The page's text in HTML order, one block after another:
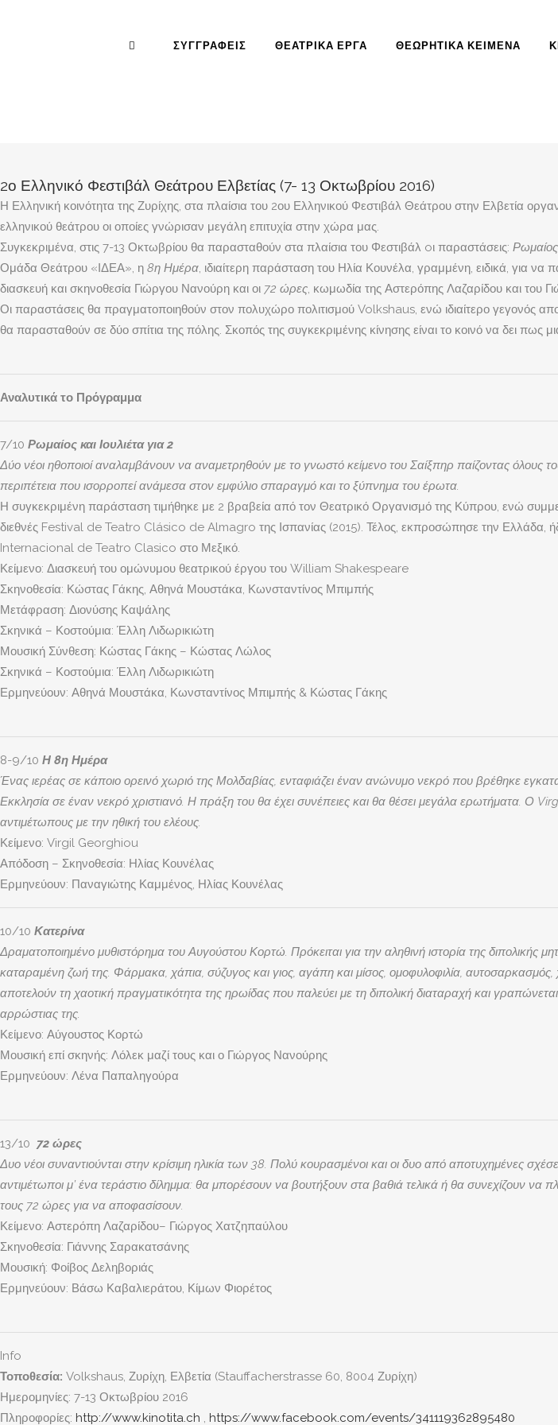
ΣΥΓΓΡΑΦΕΊΣ ΘΕΑΤΡΙΚΆ ΈΡΓΑ ΘΕΩΡΗΤΙΚΆ ΚΕΊΜΕΝΑ
2ο Ελληνικό Φεστιβάλ Θεάτρου Ελβετίας (7- 13 Οκτωβρίου 2016)
Η Ελληνική κοινότητα της Ζυρίχης, στα πλαίσια του 2ου Ελληνικού Φεστιβάλ Θεάτρου στην Ελβετία
ελληνικού θεάτρου οι οποίες γνώρισαν μεγάλη επιτυχία στην χώρα μας.
Συγκεκριμένα, στις 7-13 Οκτωβρίου θα παρασταθούν στα πλαίσια του Φεστιβάλ oι παραστάσεις: Ρωμαίος
Ομάδα Θεάτρου «ΙΔΕΑ», η 8η Ημέρα, ιδιαίτερη παράσταση του Ηλία Κουνέλα, γραμμένη, ειδικά, για να
διασκευή και σκηνοθεσία Γιώργου Νανούρη και οι 72 ώρες, κωμωδία της Αστερόπης Λαζαρίδου και του
Οι παραστάσεις θα πραγματοποιηθούν στον πολυχώρο πολιτισμού Volkshaus, ενώ ιδιαίτερο γεγονός
θα παρασταθούν σε δύο σπίτια της πόλης. Σκοπός της συγκεκριμένης κίνησης είναι το κοινό να δει
Αναλυτικά το Πρόγραμμα
7/10 Ρωμαίος και Ιουλιέτα για 2
Δύο νέοι ηθοποιοί αναλαμβάνουν να αναμετρηθούν με το γνωστό κείμενο του Σαίξπηρ παίζοντας όλους
περιπέτεια που ισορροπεί ανάμεσα στον εμφύλιο σπαραγμό και το ξύπνημα του έρωτα.
Η συγκεκριμένη παράσταση τιμήθηκε με 2 βραβεία από τον Θεατρικό Οργανισμό της Κύπρου, ενώ
διεθνές Festival de Teatro Clásico de Almagro της Ισπανίας (2015). Τέλος, εκπροσώπησε την Ελλάδα,
Internacional de Teatro Clasico στο Μεξικό.
Κείμενο: Διασκευή του ομώνυμου θεατρικού έργου του William Shakespeare
Σκηνοθεσία: Κώστας Γάκης, Αθηνά Μουστάκα, Κωνσταντίνος Μπιμπής
Μετάφραση: Διονύσης Καψάλης
Σκηνικά – Κοστούμια: Έλλη Λιδωρικιώτη
Μουσική Σύνθεση: Κώστας Γάκης – Κώστας Λώλος
Σκηνικά – Κοστούμια: Έλλη Λιδωρικιώτη
Ερμηνεύουν: Αθηνά Μουστάκα, Κωνσταντίνος Μπιμπής & Κώστας Γάκης
8-9/10 Η 8η Ημέρα
Ένας ιερέας σε κάποιο ορεινό χωριό της Μολδαβίας, ενταφιάζει έναν ανώνυμο νεκρό που βρέθηκε
Εκκλησία σε έναν νεκρό χριστιανό. Η πράξη του θα έχει συνέπειες και θα θέσει μεγάλα ερωτήματα. Ο
αντιμέτωπους με την ηθική του ελέους.
Κείμενο: Virgil Georghiou
Απόδοση – Σκηνοθεσία: Ηλίας Κουνέλας
Ερμηνεύουν: Παναγιώτης Καμμένος, Ηλίας Κουνέλας
10/10 Κατερίνα
Δραματοποιημένο μυθιστόρημα του Αυγούστου Κορτώ. Πρόκειται για την αληθινή ιστορία της διπολικής
καταραμένη ζωή της. Φάρμακα, χάπια, σύζυγος και γιος, αγάπη και μίσος, ομοφυλοφιλία,
αποτελούν τη χαοτική πραγματικότητα της ηρωίδας που παλεύει με τη διπολική διαταραχή και
αρρώστιας της.
Κείμενο: Αύγουστος Κορτώ
Μουσική επί σκηνής: Λόλεκ μαζί τους και ο Γιώργος Νανούρης
Ερμηνεύουν: Λένα Παπαληγούρα
13/10 72 ώρες
Δυο νέοι συναντιούνται στην κρίσιμη ηλικία των 38. Πολύ κουρασμένοι και οι δυο από αποτυχημένες
αντιμέτωποι μ’ ένα τεράστιο δίλημμα: θα μπορέσουν να βουτήξουν στα βαθιά τελικά ή θα συνεχίζουν
τους 72 ώρες για να αποφασίσουν.
Κείμενο: Αστερόπη Λαζαρίδου– Γιώργος Χατζηπαύλου
Σκηνοθεσία: Γιάννης Σαρακατσάνης
Μουσική: Φοίβος Δεληβοριάς
Ερμηνεύουν: Βάσω Καβαλιεράτου, Κίμων Φιορέτος
Info
Τοποθεσία: Volkshaus, Ζυρίχη, Ελβετία (Stauffacherstrasse 60, 8004 Ζυρίχη)
Ημερομηνίες: 7-13 Οκτωβρίου 2016
Πληροφορίες: http://www.kinotita.ch , https://www.facebook.com/events/341119362895480